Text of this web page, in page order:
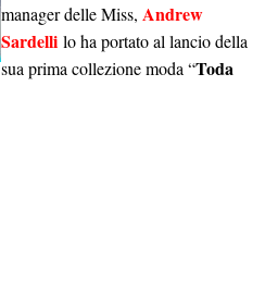
manager delle Miss, Andrew
Sardelli lo ha portato al lancio della
sua prima collezione moda “Toda